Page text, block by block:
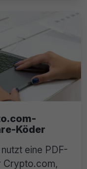
Köder
eine PDF-
Crypto.com,